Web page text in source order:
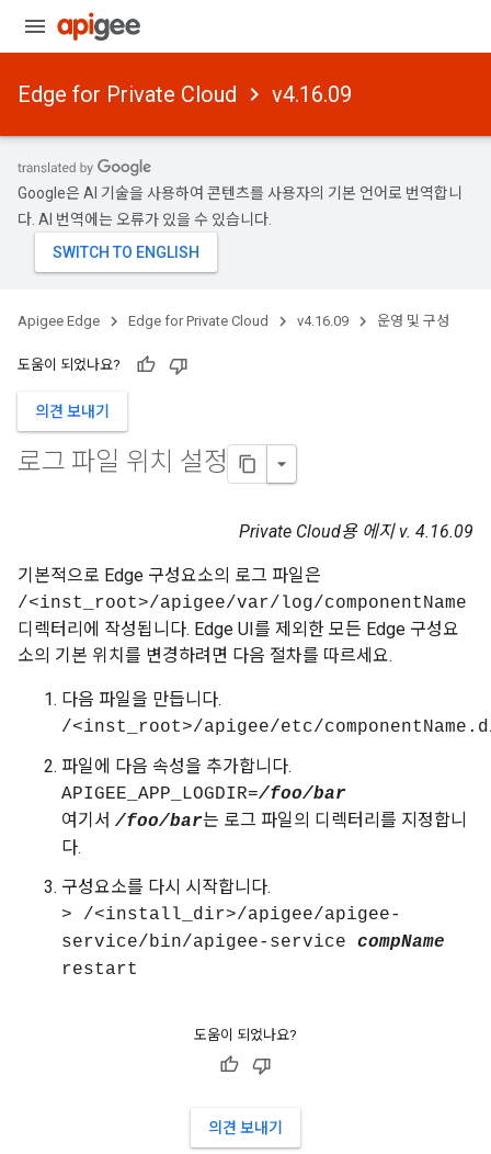
Edge for Private Cloud v4.16.09
Google은 AI 기술을 사용하여 콘텐츠를 사용자의 기본 언어로 번역합니
다. AI 번역에는 오류가 있을 수 있습니다.
Apigee Edge Edge for Private Cloud v4.16.09 운영 및 구성
도움이 되었나요?
의견 보내기
로그 파일 위치 설정
Private Cloud용 에지 v. 4.16.09
기본적으로 Edge 구성요소의 로그 파일은
/<inst_root>/apigee/var/log/componentName
디렉터리에 작성됩니다. Edge UI를 제외한 모든 Edge 구성요
소의 기본 위치를 변경하려면 다음 절차를 따르세요.
다음 파일을 만듭니다.
/<inst_root>/apigee/etc/componentName.d/
파일에 다음 속성을 추가합니다.
APIGEE_APP_LOGDIR=/foo/bar
여기서 /foo/bar는 로그 파일의 디렉터리를 지정합니
다.
구성요소를 다시 시작합니다.
> /<install_dir>/apigee/apigee-
service/bin/apigee-service compName
restart
도움이 되었나요?
의견 보내기